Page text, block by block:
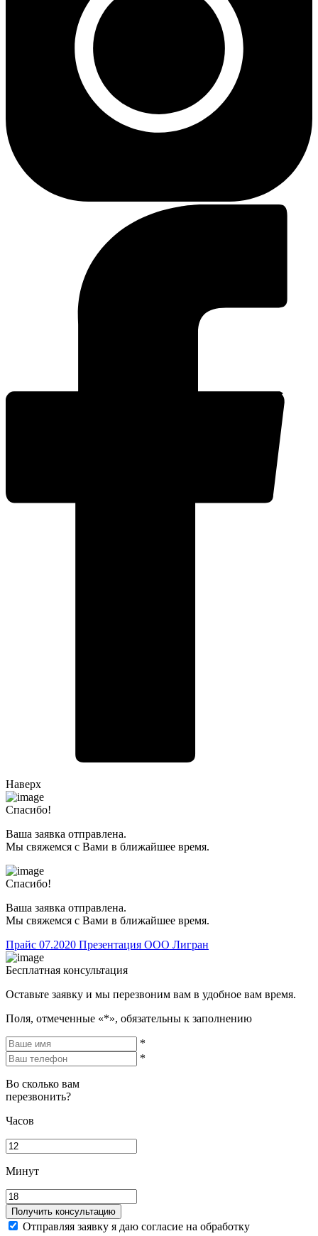
Наверх
Спасибо!
Ваша заявка отправлена.
Мы свяжемся с Вами в ближайшее время.
Спасибо!
Ваша заявка отправлена.
Мы свяжемся с Вами в ближайшее время.
Прайс 07.2020 Презентация ООО Лигран
Бесплатная консультация
Оставьте заявку и мы перезвоним вам в удобное вам время.
Поля, отмеченные «*», обязательны к заполнению
*
*
Во сколько вам
перезвонить?
Часов
Минут
Получить консультацию
Отправляя заявку я даю согласие на обработку